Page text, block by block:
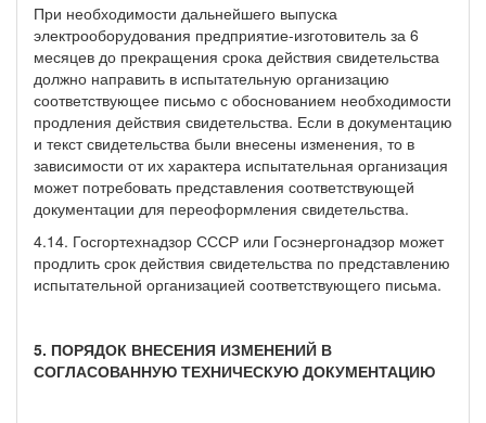
При необходимости дальнейшего выпуска
электрооборудования предприятие-изготовитель за 6
месяцев до прекращения срока действия свидетельства
должно направить в испытательную организацию
соответствующее письмо с обоснованием необходимости
продления действия свидетельства. Если в документацию
и текст свидетельства были внесены изменения, то в
зависимости от их характера испытательная организация
может потребовать представления соответствующей
документации для переоформления свидетельства.
4.14. Госгортехнадзор СССР или Госэнергонадзор может
продлить срок действия свидетельства по представлению
испытательной организацией соответствующего письма.
5. ПОРЯДОК ВНЕСЕНИЯ ИЗМЕНЕНИЙ В
СОГЛАСОВАННУЮ ТЕХНИЧЕСКУЮ ДОКУМЕНТАЦИЮ